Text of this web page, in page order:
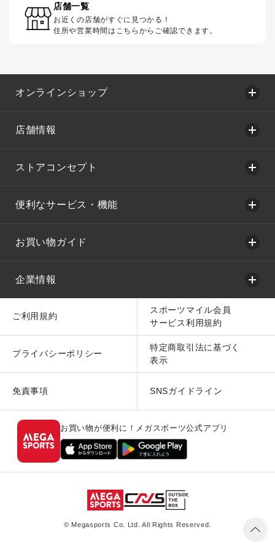
店舗一覧
お近くの店舗がすぐに見つかる！
住所や営業時間はこちらからご確認できます。
オンラインショップ
店舗情報
ストアコンセプト
便利なサービス・機能
お買い物ガイド
企業情報
ご利用規約
スポーツマイル会員
サービス利用規約
プライバシーポリシー
特定商取引法に基づく
表示
免責事項 SNSガイドライン
お買い物が便利に！メガスポーツ公式アプリ
© Megasports Co. Ltd. All Rights Reserved.